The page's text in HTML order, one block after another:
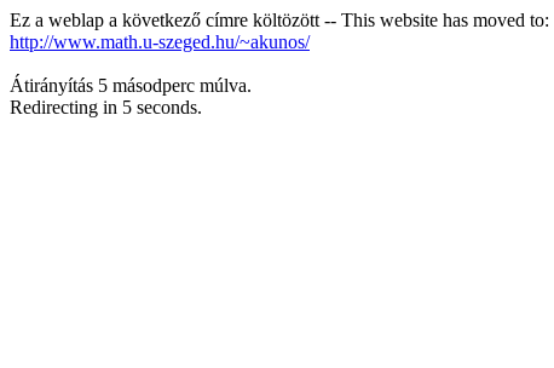
Ez a weblap a következő címre költözött -- This website has moved to:
http://www.math.u-szeged.hu/~akunos/
Átirányítás 5 másodperc múlva.
Redirecting in 5 seconds.